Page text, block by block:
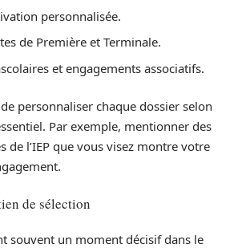
personnalisée.
de Première et Terminale.
et engagements associatifs.
personnaliser chaque dossier selon
Par exemple, mentionner des
de l’IEP que vous visez montre votre
de sélection
souvent un moment décisif dans le